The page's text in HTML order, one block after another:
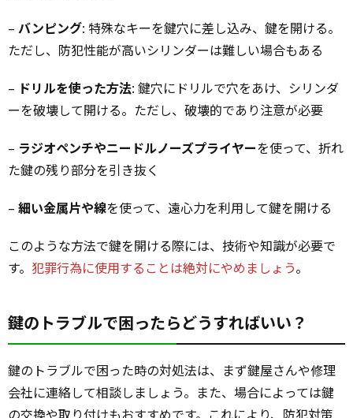
– バンピング: 特殊なキーを鍵穴に差し込み、鍵を開ける。
ただし、防犯性能が高いシリンダーは難しい場合もある
– ドリルを使った方法: 鍵穴にドリルで穴をあけ、シリンダ
ーを破壊して開ける。ただし、破壊的であり注意が必要
– ラジオペンチやニードルノーズプライヤーを使って、折れ
た鍵の残り部分を引き抜く
– 細い金属片や線を使って、遠心力を利用して鍵を開ける
このような方法で鍵を開ける際には、技術や知識が必要で
す。 犯罪行為に使用することは絶対にやめましょう。
鍵のトラブルで困ったらどうすればいい？
鍵のトラブルで困った時の対処法は、まず鍵屋さんや修理
会社に連絡して相談しましょう。また、場合によっては鍵
の交換や取り付けもおすすめです。これにより、防犯対策